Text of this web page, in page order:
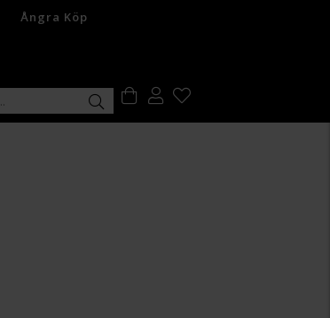
Ångra Köp